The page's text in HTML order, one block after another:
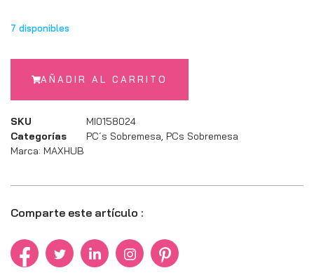
7 disponibles
AÑADIR AL CARRITO
SKU
MI0158024
Categorías
PC´s Sobremesa, PCs Sobremesa
Marca: MAXHUB
Comparte este artículo :